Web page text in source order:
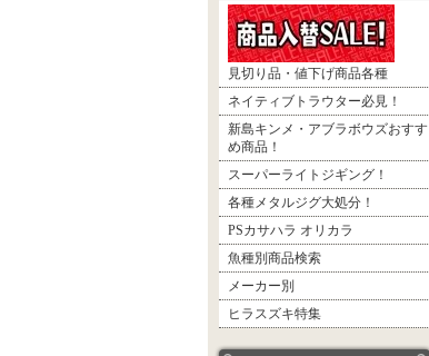
見切り品・値下げ商品各種
ネイティブトラウター必見！
新島キンメ・アブラボウズおすす
め商品！
スーパーライトジギング！
各種メタルジグ大処分！
PSカサハラ オリカラ
魚種別商品検索
メーカー別
ヒラスズキ特集